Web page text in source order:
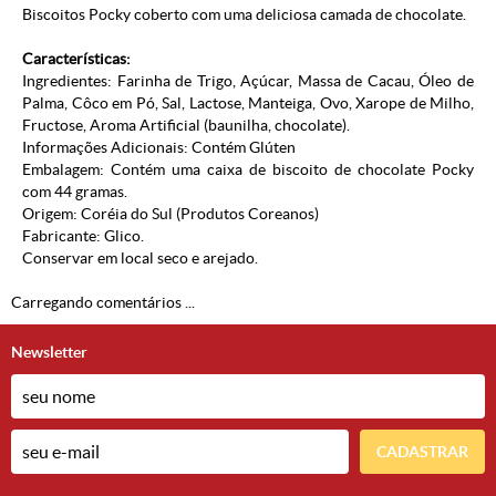
Biscoitos Pocky coberto com uma deliciosa camada de chocolate.
Características:
Ingredientes: Farinha de Trigo, Açúcar, Massa de Cacau, Óleo de
Palma, Côco em Pó, Sal, Lactose, Manteiga, Ovo, Xarope de Milho,
Fructose, Aroma Artificial (baunilha, chocolate).
Informações Adicionais: Contém Glúten
Embalagem: Contém uma caixa de biscoito de chocolate Pocky
com 44 gramas.
Origem: Coréia do Sul (Produtos Coreanos)
Fabricante: Glico
Conservar em local seco e arejado.
Carregando comentários ...
Newsletter
CADASTRAR